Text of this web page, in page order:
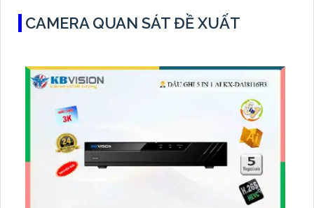
CAMERA QUAN SÁT ĐỀ XUẤT